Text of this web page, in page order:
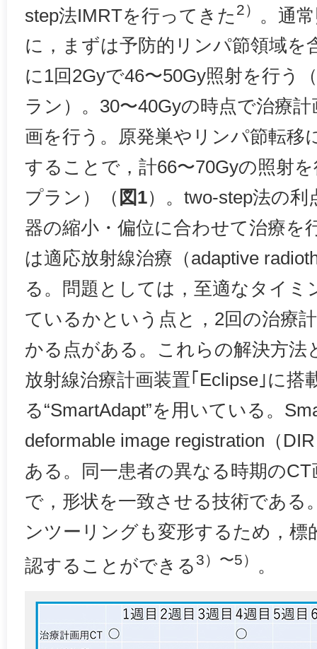
step法IMRTを行ってきた 2）
。通
に，まずは予防的リンパ節領域を
に1回2Gyで46〜50Gy照射を行う
ラン）。30〜40Gyの時点で治療
画を行う。原発巣やリンパ節転移
することで，計66〜70Gyの照射
プラン）（ 図1）。two-step法の
器の縮小・偏位に合わせて治療を
は適応放射線治療（adaptive
る。問題としては，至適なタイミ
ているかという点と，2回の治療
かる点がある。これらの解決方法
放射線治療計画装置｢Eclipse｣に搭
る“SmartAdapt”を用いている。
deformable image registration（
ある。同一患者の異なる時期の
で，形状を一致させる技術である
ンツーリングも変形するため，標
認することができる 3）〜5） 。